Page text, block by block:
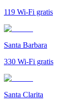
119 Wi-Fi gratis
Santa Barbara
330 Wi-Fi gratis
Santa Clarita